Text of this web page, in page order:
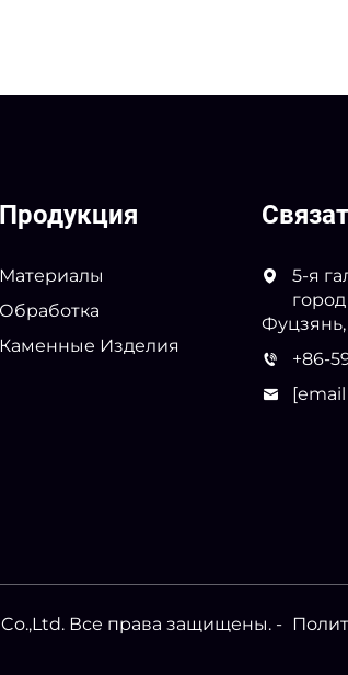
Продукция
Материалы
Обработка
Каменные Изделия
5-я
+86-
Все права защищены. -